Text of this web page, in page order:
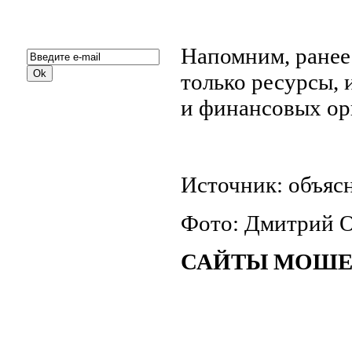
Напомним, ранее
только
и финансовых
Источник:
Фото: Дмитрий
САЙТЫ